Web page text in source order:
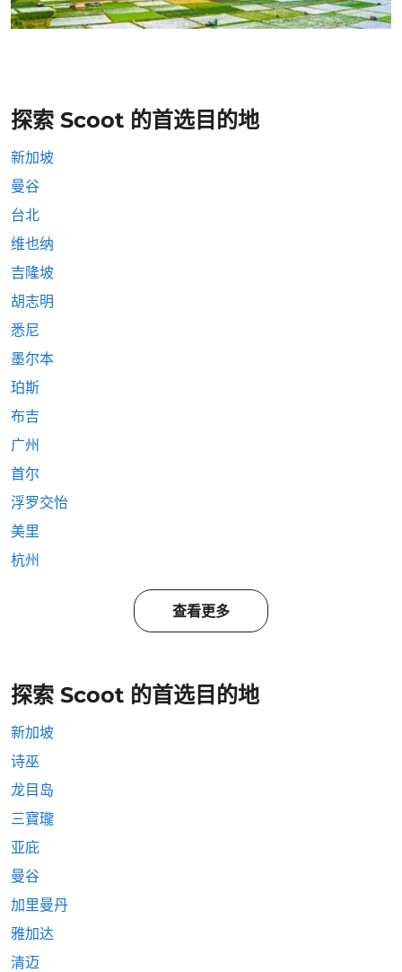
探索 Scoot 的首选目的地
新加坡
曼谷
台北
维也纳
吉隆坡
胡志明
悉尼
墨尔本
珀斯
布吉
广州
首尔
浮罗交怡
美里
杭州
查看更多
探索 Scoot 的首选目的地
新加坡
诗巫
龙目岛
三寶瓏
亚庇
曼谷
加里曼丹
雅加达
清迈